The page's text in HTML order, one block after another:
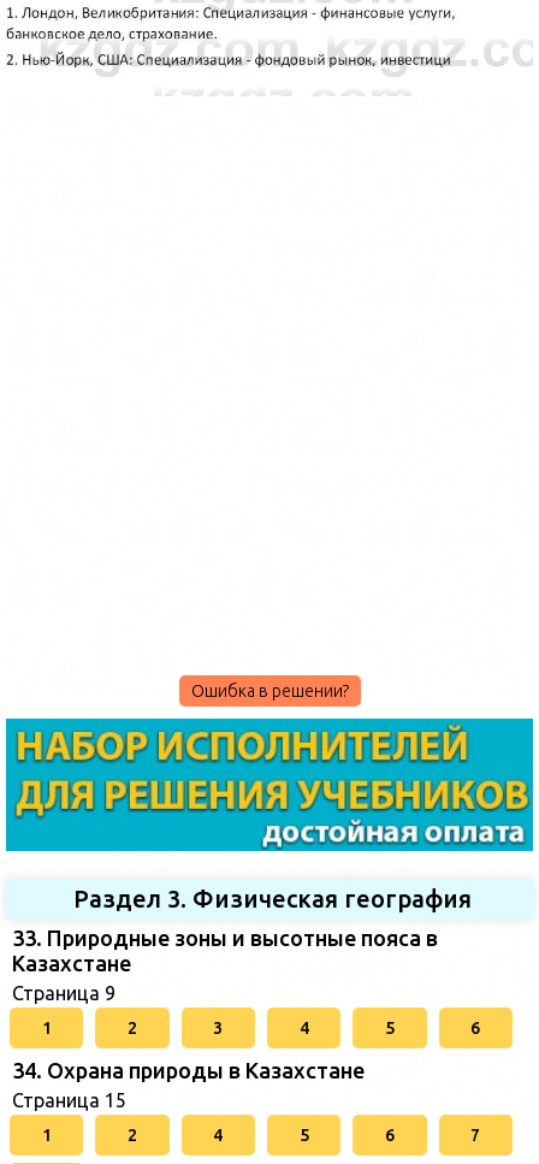
Ошибка в решении?
Раздел 3. Физическая география
33. Природные зоны и высотные пояса в
Казахстане
Страница 9
1 2 3 4 5 6
34. Охрана природы в Казахстане
Страница 15
1 2 4 5 6 7